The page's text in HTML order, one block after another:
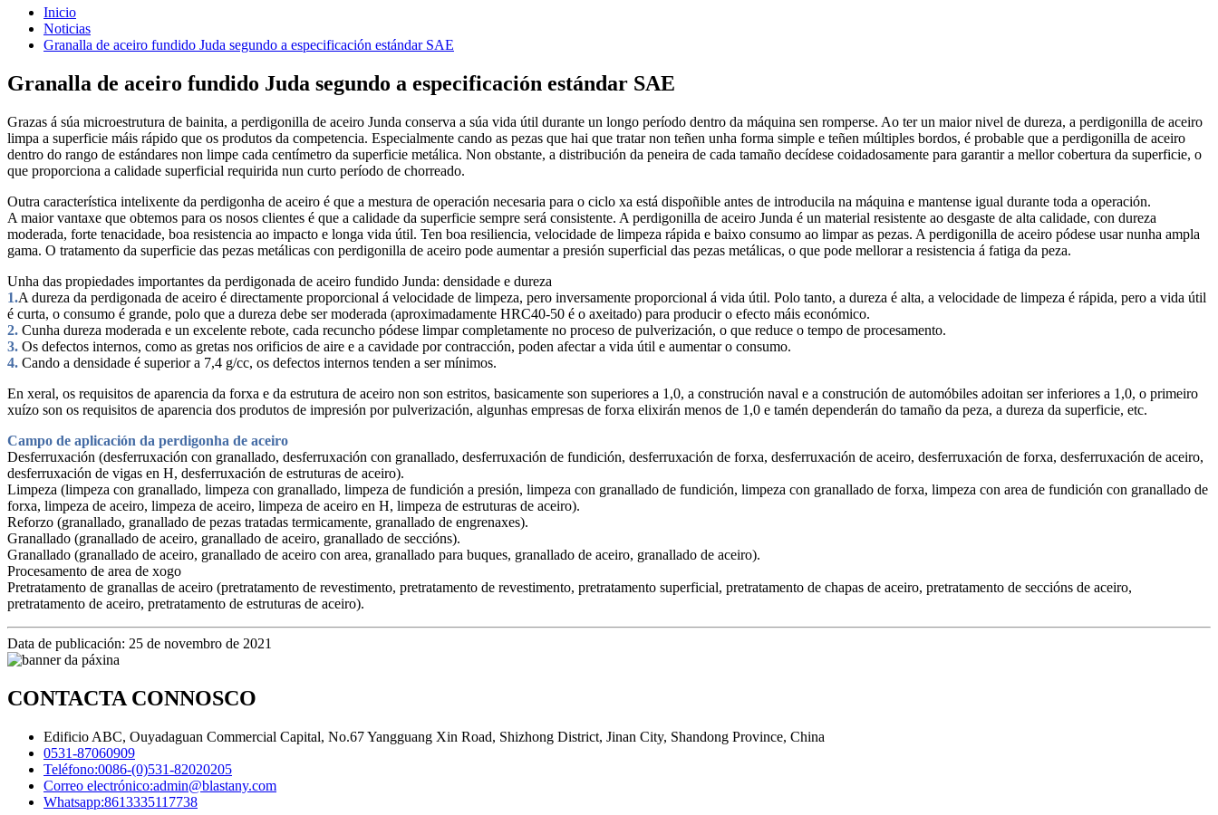
Inicio
Noticias
Granalla de aceiro fundido Juda segundo a especificación estándar SAE
Granalla de aceiro fundido Juda segundo a especificación estándar SAE
Grazas á súa microestrutura de bainita, a perdigonilla de aceiro Junda conserva a súa vida útil durante un longo período dentro da máquina sen romperse. Ao ter un maior nivel de dureza, a perdigonilla de aceiro
limpa a superficie máis rápido que os produtos da competencia. Especialmente cando as pezas que hai que tratar non teñen unha forma simple e teñen múltiples bordos, é probable que a perdigonilla de aceiro
dentro do rango de estándares non limpe cada centímetro da superficie metálica. Non obstante, a distribución da peneira de cada tamaño decídese coidadosamente para garantir a mellor cobertura da superficie, o
que proporciona a calidade superficial requirida nun curto período de chorreado.
Outra característica intelixente da perdigonha de aceiro é que a mestura de operación necesaria para o ciclo xa está dispoñible antes de introducila na máquina e mantense igual durante toda a operación.
A maior vantaxe que obtemos para os nosos clientes é que a calidade da superficie sempre será consistente. A perdigonilla de aceiro Junda é un material resistente ao desgaste de alta calidade, con dureza
moderada, forte tenacidade, boa resistencia ao impacto e longa vida útil. Ten boa resiliencia, velocidade de limpeza rápida e baixo consumo ao limpar as pezas. A perdigonilla de aceiro pódese usar nunha ampla
gama. O tratamento da superficie das pezas metálicas con perdigonilla de aceiro pode aumentar a presión superficial das pezas metálicas, o que pode mellorar a resistencia á fatiga da peza.
Unha das propiedades importantes da perdigonada de aceiro fundido Junda: densidade e dureza
1.A dureza da perdigonada de aceiro é directamente proporcional á velocidade de limpeza, pero inversamente proporcional á vida útil. Polo tanto, a dureza é alta, a velocidade de limpeza é rápida, pero a vida útil
é curta, o consumo é grande, polo que a dureza debe ser moderada (aproximadamente HRC40-50 é o axeitado) para producir o efecto máis económico.
2. Cunha dureza moderada e un excelente rebote, cada recuncho pódese limpar completamente no proceso de pulverización, o que reduce o tempo de procesamento.
3. Os defectos internos, como as gretas nos orificios de aire e a cavidade por contracción, poden afectar a vida útil e aumentar o consumo.
4. Cando a densidade é superior a 7,4 g/cc, os defectos internos tenden a ser mínimos.
En xeral, os requisitos de aparencia da forxa e da estrutura de aceiro non son estritos, basicamente son superiores a 1,0, a construción naval e a construción de automóbiles adoitan ser inferiores a 1,0, o primeiro
xuízo son os requisitos de aparencia dos produtos de impresión por pulverización, algunhas empresas de forxa elixirán menos de 1,0 e tamén dependerán do tamaño da peza, a dureza da superficie, etc.
Campo de aplicación da perdigonha de aceiro
Desferruxación (desferruxación con granallado, desferruxación con granallado, desferruxación de fundición, desferruxación de forxa, desferruxación de aceiro, desferruxación de forxa, desferruxación de aceiro,
desferruxación de vigas en H, desferruxación de estruturas de aceiro).
Limpeza (limpeza con granallado, limpeza con granallado, limpeza de fundición a presión, limpeza con granallado de fundición, limpeza con granallado de forxa, limpeza con area de fundición con granallado de
forxa, limpeza de aceiro, limpeza de aceiro, limpeza de aceiro en H, limpeza de estruturas de aceiro).
Reforzo (granallado, granallado de pezas tratadas termicamente, granallado de engrenaxes).
Granallado (granallado de aceiro, granallado de aceiro, granallado de seccións).
Granallado (granallado de aceiro, granallado de aceiro con area, granallado para buques, granallado de aceiro, granallado de aceiro).
Procesamento de area de xogo
Pretratamento de granallas de aceiro (pretratamento de revestimento, pretratamento de revestimento, pretratamento superficial, pretratamento de chapas de aceiro, pretratamento de seccións de aceiro,
pretratamento de aceiro, pretratamento de estruturas de aceiro).
Data de publicación: 25 de novembro de 2021
CONTACTA CONNOSCO
Edificio ABC, Ouyadaguan Commercial Capital, No.67 Yangguang Xin Road, Shizhong District, Jinan City, Shandong Province, China
0531-87060909
Teléfono:0086-(0)531-82020205
Correo electrónico:admin@blastany.com
Whatsapp:8613335117738